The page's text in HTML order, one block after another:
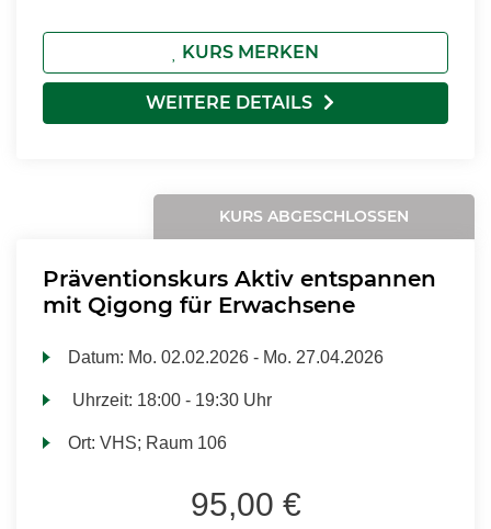
KURS MERKEN
WEITERE DETAILS
KURS ABGESCHLOSSEN
Präventionskurs Aktiv entspannen
mit Qigong für Erwachsene
Datum: Mo. 02.02.2026 - Mo. 27.04.2026
Uhrzeit: 18:00 - 19:30 Uhr
Ort:VHS; Raum 106
95,00 €